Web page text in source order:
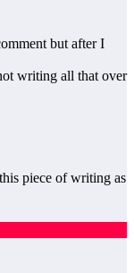
but after I
writing all that over
piece of writing as